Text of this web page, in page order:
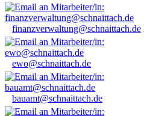
finanzverwaltung@schnaittach.de
ewo@schnaittach.de
bauamt@schnaittach.de